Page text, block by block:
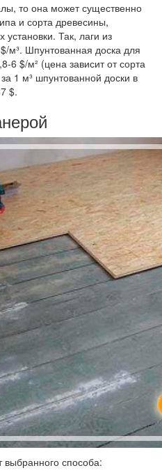
то она может существенно
и сорта древесины,
установки. Так, лаги из
м³. Шпунтованная доска для
6 $/м² (цена зависит от сорта
1 м³ шпунтованной доски в
$.
выбранного способа: